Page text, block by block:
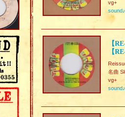
vg+
sound♪
【
【
名曲
vg+
sound♪